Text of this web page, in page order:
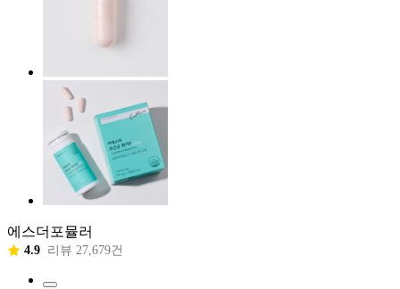
에스더포뮬러
4.9 리뷰 27,679건